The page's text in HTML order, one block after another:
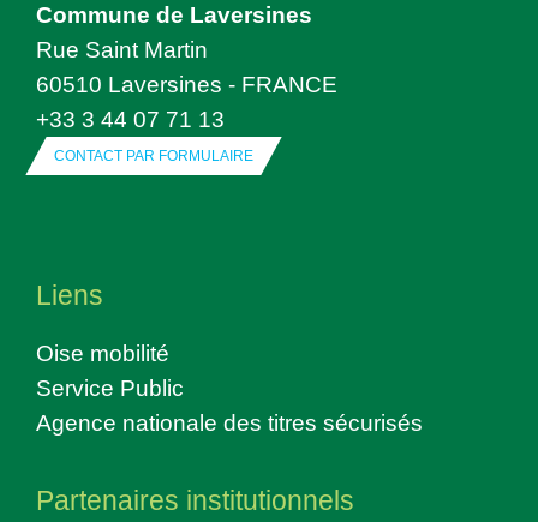
Commune de Laversines
Rue Saint Martin
60510 Laversines - FRANCE
+33 3 44 07 71 13
CONTACT PAR FORMULAIRE
Liens
Oise mobilité
Service Public
Agence nationale des titres sécurisés
Partenaires institutionnels